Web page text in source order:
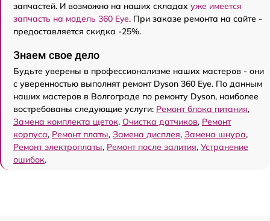
запчастей. И возможно на наших складах уже имеется
запчасть на модель 360 Eye. При заказе ремонта на сайте -
предоставляется скидка -25%.
Знаем свое дело
Будьте уверены в профессионализме наших мастеров - они
с уверенностью выполнят ремонт Dyson 360 Eye. По данным
наших мастеров в Волгограде по ремонту Dyson, наиболее
востребованы следующие услуги: Ремонт блока питания,
Замена комплекта щеток, Очистка датчиков, Ремонт
корпуса, Ремонт платы, Замена дисплея, Замена шнура,
Ремонт электроплаты, Ремонт после залития, Устранение
ошибок.